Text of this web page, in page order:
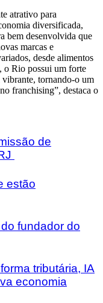
atrativo para
diversificada,
bem desenvolvida que
marcas e
desde alimentos
o Rio possui um forte
vibrante, tornando-o um
franchising”, destaca o
de
estão
fundador do
tributária, IA
economia